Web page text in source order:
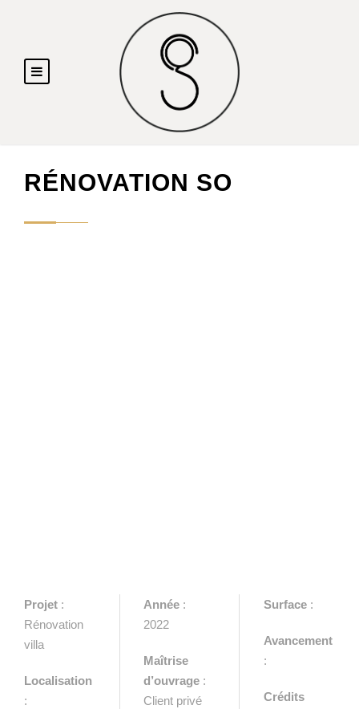
RÉNOVATION SO
Projet :
Rénovation
villa
Localisation
:
Année :
2022
Maîtrise
d’ouvrage :
Client privé
Surface:
Avancement
:
Crédits